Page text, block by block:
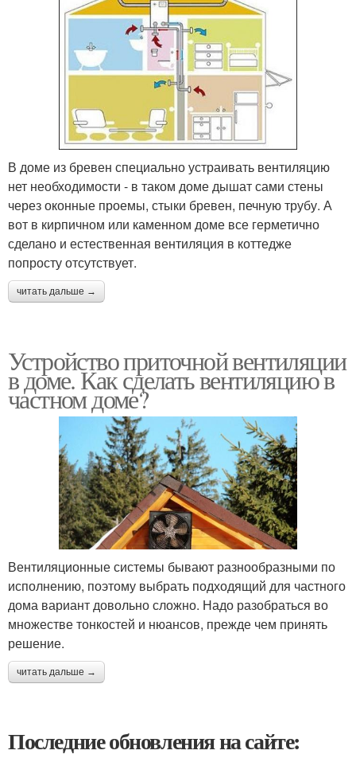
В доме из бревен специально устраивать вентиляцию
нет необходимости - в таком доме дышат сами стены
через оконные проемы, стыки бревен, печную трубу. А
вот в кирпичном или каменном доме все герметично
сделано и естественная вентиляция в коттедже
попросту отсутствует.
читать дальше →
Устройство приточной вентиляции
в доме. Как сделать вентиляцию в
частном доме?
Вентиляционные системы бывают разнообразными по
исполнению, поэтому выбрать подходящий для частного
дома вариант довольно сложно. Надо разобраться во
множестве тонкостей и нюансов, прежде чем принять
решение.
читать дальше →
Последние обновления на сайте: